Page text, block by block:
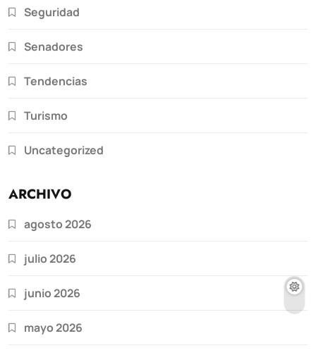
Seguridad
Senadores
Tendencias
Turismo
Uncategorized
ARCHIVO
agosto 2026
julio 2026
junio 2026
mayo 2026